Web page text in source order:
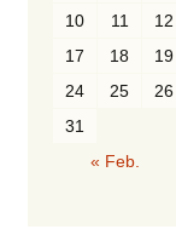
Prisma
Paare
10
11 12
17
18 19
24
25 26
31
« Feb.